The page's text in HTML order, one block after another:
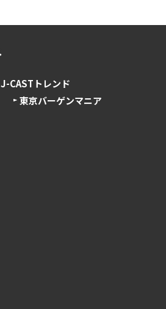
J-CASTトレンド
東京バーゲンマニア